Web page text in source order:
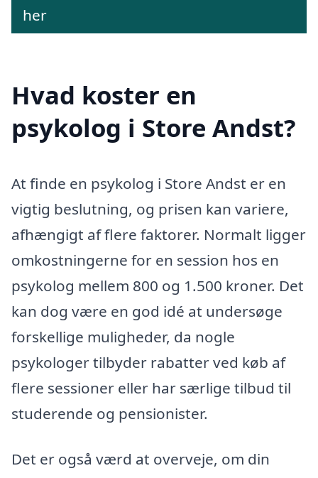
her
Hvad koster en
psykolog i Store Andst?
At finde en psykolog i Store Andst er en
vigtig beslutning, og prisen kan variere,
afhængigt af flere faktorer. Normalt ligger
omkostningerne for en session hos en
psykolog mellem 800 og 1.500 kroner. Det
kan dog være en god idé at undersøge
forskellige muligheder, da nogle
psykologer tilbyder rabatter ved køb af
flere sessioner eller har særlige tilbud til
studerende og pensionister.
Det er også værd at overveje, om din